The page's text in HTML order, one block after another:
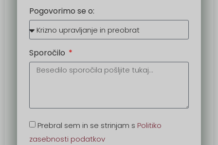
Pogovorimo se o:
Sporočilo
Prebral sem in se strinjam s Politiko
zasebnosti podatkov